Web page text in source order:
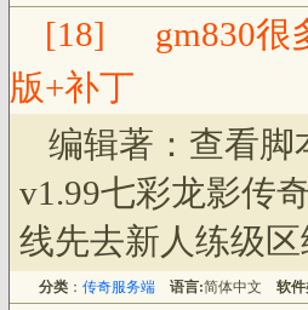
[18]
gm830很
版+补丁
编辑著：查看脚
v1.99七彩龙影传
线先去新人练级
分类： 传奇服务端 语言:简体中文 软